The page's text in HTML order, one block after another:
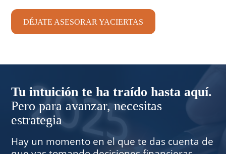
DÉJATE ASESORAR YACIERTAS
Tu intuición te ha traído hasta aquí.
Pero para avanzar, necesitas
estrategia
Hay un momento en el que te das cuenta de